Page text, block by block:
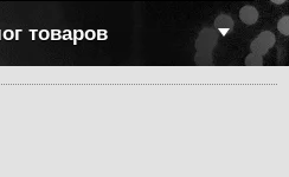
товаров